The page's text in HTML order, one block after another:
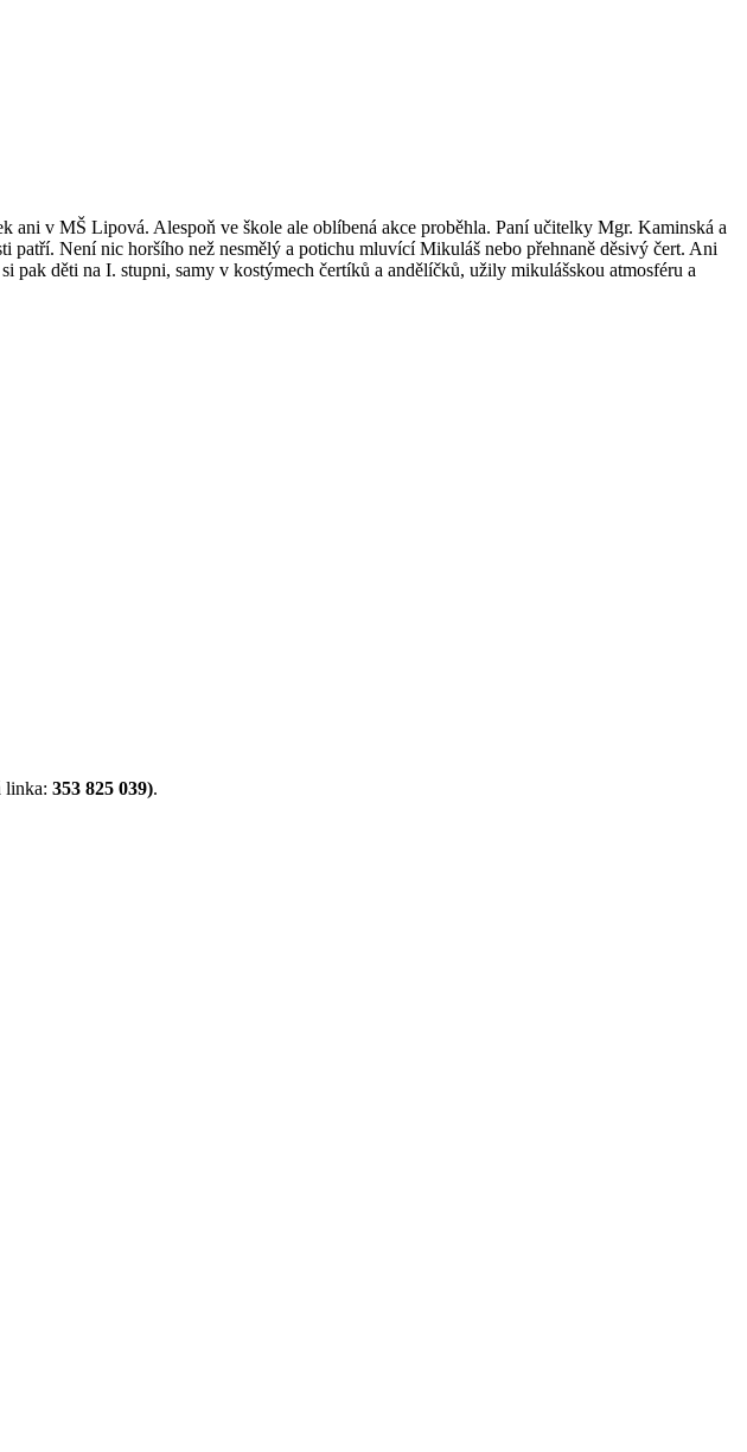
v MŠ Lipová. Alespoň ve škole ale oblíbená akce proběhla. Paní učitelky Mgr. Kaminská a
Není nic horšího než nesmělý a potichu mluvící Mikuláš nebo přehnaně děsivý čert. Ani
děti na I. stupni, samy v kostýmech čertíků a andělíčků, užily mikulášskou atmosféru a
linka: 353 825 039).